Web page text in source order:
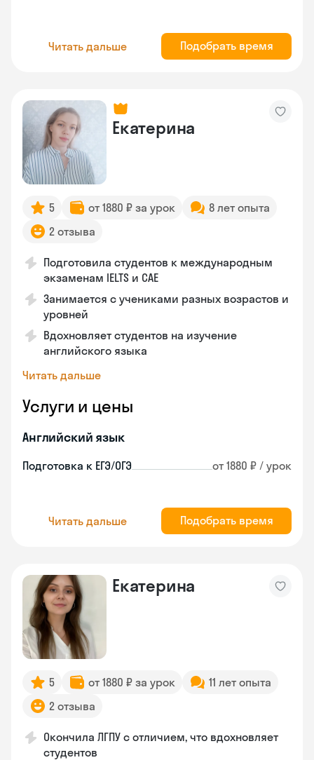
Читать дальше Подобрать время
Екатерина
5 от 1880 ₽ за урок
8 лет опыта
2 отзыва
Подготовила студентов к международным
экзаменам IELTS и CAE
Занимается с учениками разных возрастов и
уровней
Вдохновляет студентов на изучение
английского языка
Читать дальше
Услуги и цены
Английский язык
Подготовка к ЕГЭ/ОГЭ от 1880 ₽ / урок
Читать дальше Подобрать время
Екатерина
5 от 1880 ₽ за урок
11 лет опыта
2 отзыва
Окончила ЛГПУ с отличием, что вдохновляет
студентов